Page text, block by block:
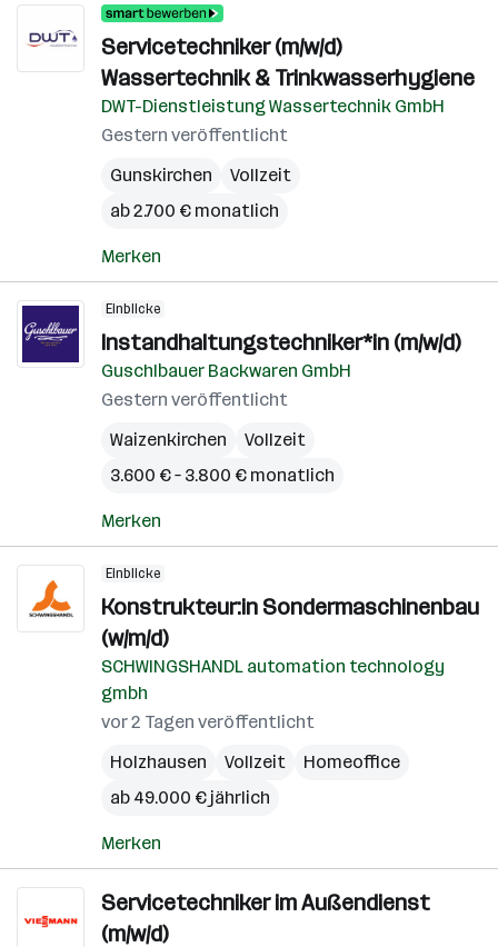
Servicetechniker (m/w/d)
Wassertechnik & Trinkwasserhygiene
DWT-Dienstleistung Wassertechnik GmbH
Gestern veröffentlicht
Gunskirchen
Vollzeit
ab 2.700 € monatlich
Merken
Einblicke
Instandhaltungstechniker*in (m/w/d)
Guschlbauer Backwaren GmbH
Gestern veröffentlicht
Waizenkirchen
Vollzeit
3.600 € – 3.800 € monatlich
Merken
Einblicke
Konstrukteur:in Sondermaschinenbau
(w/m/d)
SCHWINGSHANDL automation technology
gmbh
vor 2 Tagen veröffentlicht
Holzhausen
Vollzeit
Homeoffice
ab 49.000 € jährlich
Merken
Servicetechniker im Außendienst
(m/w/d)